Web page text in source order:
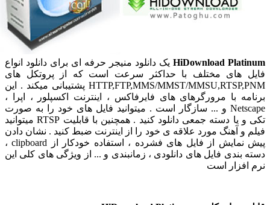
HiDownloadیک دانلود منیجر حرفه ای برای دانلود انواع
های مختلف با حداکثر سرعت است که از پروتکل های
HTTP,FTP,MMS/MMST/MMSU,RTSP,PNM پشتیبانی میکند . این
با مرورگرهای های فایرفاکس ، اینترنت اکسپلور ، اپرا ،
Netscape و ... سازگار است . میتوانید فایل های خود را به صورت
و یا دسته جمعی دانلود کنید . همچنین با قابلیت
RTSP میتوانید
و آهنگ مورد علاقه ی خود را از اینترنت ضبط کنید . نشان دادن
نمایش از فایل های فشرده ، استفاده خودکار از
clipboard ،
بندی فایل های دانلودی ، زمانبندی و ... از ویژگی های کلی این
افزار است